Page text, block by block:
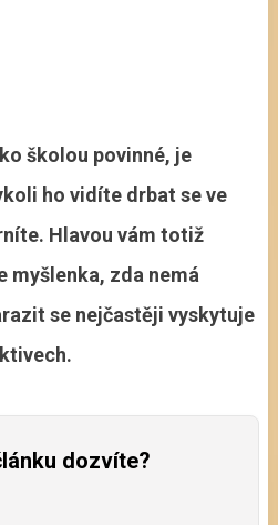
školou povinné, je
ho vidíte drbat se ve
Hlavou vám totiž
myšlenka, zda nemá
se nejčastěji vyskytuje
dozvíte?